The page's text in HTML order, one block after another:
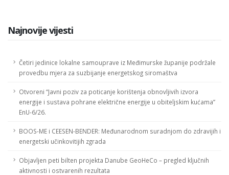
Najnovije vijesti
Četiri jedinice lokalne samouprave iz Međimurske županije podržale
provedbu mjera za suzbijanje energetskog siromaštva
Otvoreni “Javni poziv za poticanje korištenja obnovljivih izvora
energije i sustava pohrane električne energije u obiteljskim kućama”
EnU-6/26.
BOOS-ME i CEESEN-BENDER: Međunarodnom suradnjom do zdravijih i
energetski učinkovitijih zgrada
Objavljen peti bilten projekta Danube GeoHeCo – pregled ključnih
aktivnosti i ostvarenih rezultata